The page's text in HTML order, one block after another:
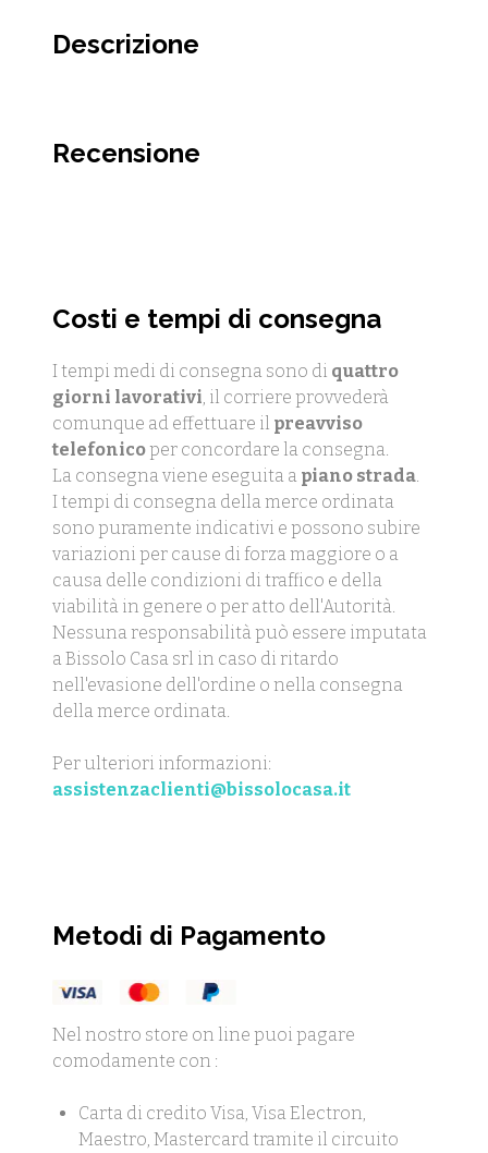
Descrizione
Recensione
Costi e tempi di consegna
I tempi medi di consegna sono di quattro
giorni lavorativi, il corriere provvederà
comunque ad effettuare il preavviso
telefonicoper concordare la consegna.
La consegna viene eseguita a piano strada.
I tempi di consegna della merce ordinata
sono puramente indicativi e possono subire
variazioni per cause di forza maggiore o a
causa delle condizioni di traffico e della
viabilità in genere o per atto dell'Autorità.
Nessuna responsabilità può essere imputata
a Bissolo Casa srl in caso di ritardo
nell'evasione dell'ordine o nella consegna
della merce ordinata.
Per ulteriori informazioni:
assistenzaclienti@bissolocasa.it
Metodi di Pagamento
Nel nostro store on line puoi pagare
comodamente con :
Carta di credito Visa, Visa Electron,
Maestro, Mastercard tramite il circuito